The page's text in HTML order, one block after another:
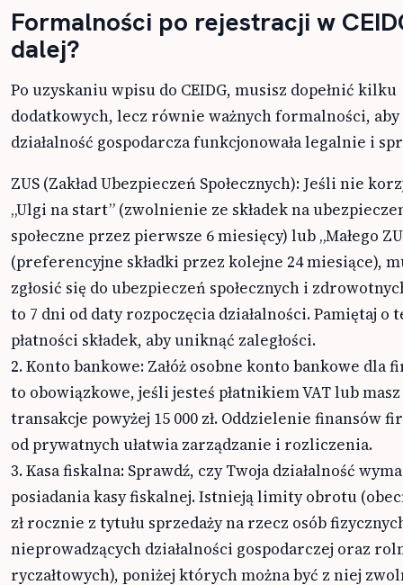
Formalności po rejestracji w
dalej?
Po uzyskaniu wpisu do CEIDG, musisz dopełnić kilku
dodatkowych, lecz równie ważnych formalności, aby
działalność gospodarcza funkcjonowała legalnie i
ZUS (Zakład Ubezpieczeń Społecznych): Jeśli nie
„Ulgi na start” (zwolnienie ze składek na
społeczne przez pierwsze 6 miesięcy) lub „Małego
(preferencyjne składki przez kolejne 24 miesiące),
zgłosić się do ubezpieczeń społecznych i
to 7 dni od daty rozpoczęcia działalności. Pamiętaj o
płatności składek, aby uniknąć zaległości.
2. Konto bankowe: Załóż osobne konto bankowe dla
to obowiązkowe, jeśli jesteś płatnikiem VAT lub masz
transakcje powyżej 15 000 zł. Oddzielenie finansów
od prywatnych ułatwia zarządzanie i rozliczenia.
3. Kasa fiskalna: Sprawdź, czy Twoja działalność
posiadania kasy fiskalnej. Istnieją limity obrotu
zł rocznie z tytułu sprzedaży na rzecz osób
nieprowadzących działalności gospodarczej oraz
ryczałtowych), poniżej których można być z niej